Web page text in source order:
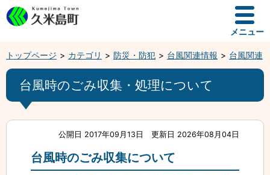
メニュー
トップページ カテゴリ 防災・防犯 台風関連情報 台風関連
台風時のごみ収集・処理について
公開日 2017年09月13日 更新日 2026年08月04日
台風時のごみ収集について